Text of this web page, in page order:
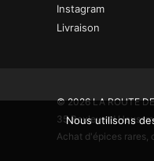
Instagram
Livraison
© 2026 LA ROUTE
35 Boulevard
Achat d'épices rares,
Nous utilisons